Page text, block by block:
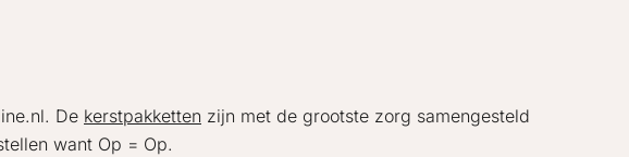
De kerstpakketten zijn met de grootste zorg samengesteld
want Op = Op.